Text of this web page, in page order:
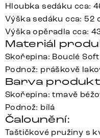
Hloubka sedáku cca:
Výška sedáku cca: 52
Výška opěradla cca:
Materiál
Skořepina: Bouclé
Podnož: práškově
Barva
Skořepina: tmavě
Podnož: bílá
Čalounění:
Taštičkové pružiny s